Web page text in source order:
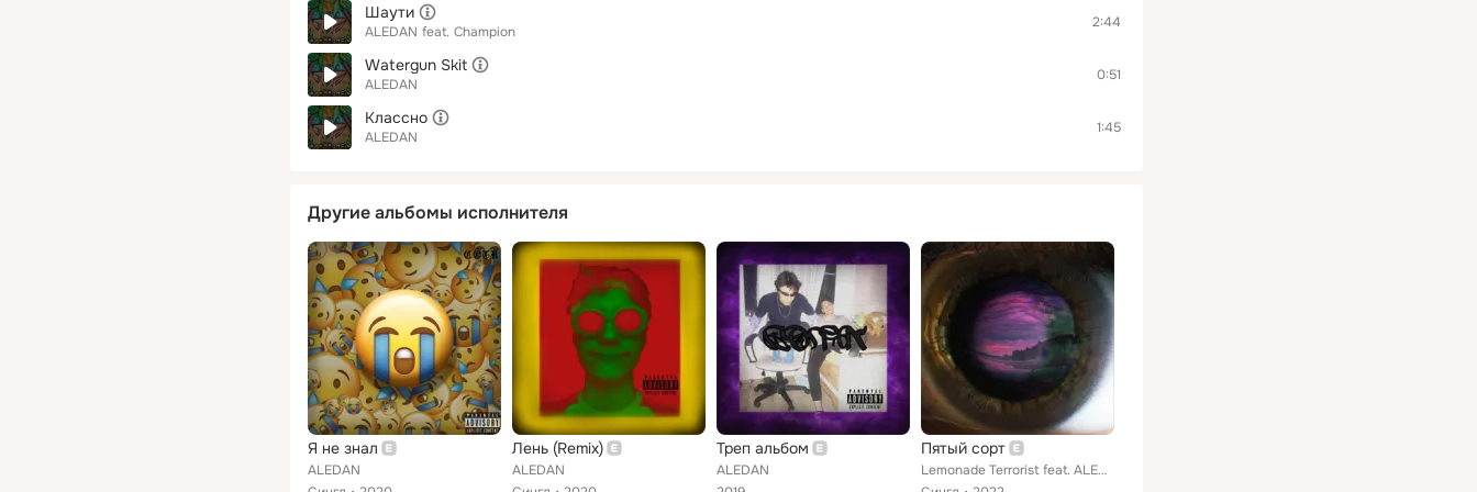
Шаути
ALEDAN feat. Champion
2:44
Watergun Skit
ALEDAN
0:51
Классно
ALEDAN
1:45
Другие альбомы исполнителя
Я не знал
ALEDAN
Лень (Remix)
ALEDAN
Треп альбом
ALEDAN
Пятый сорт
Lemonade Terrorist feat. ALEDAN